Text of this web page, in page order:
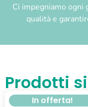
Ci impegniamo ogni
qualità e
Prodotti
In offerta!